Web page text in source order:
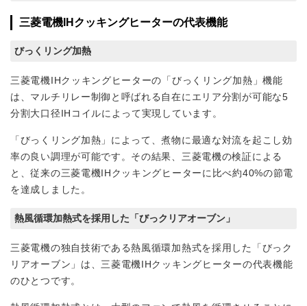
三菱電機IHクッキングヒーターの代表機能
びっくリング加熱
三菱電機IHクッキングヒーターの「びっくリング加熱」機能
は、マルチリレー制御と呼ばれる自在にエリア分割が可能な5
分割大口径IHコイルによって実現しています。
「びっくリング加熱」によって、煮物に最適な対流を起こし効
率の良い調理が可能です。その結果、三菱電機の検証による
と、従来の三菱電機IHクッキングヒーターに比べ約40%の節電
を達成しました。
熱風循環加熱式を採用した「びっクリアオーブン」
三菱電機の独自技術である熱風循環加熱式を採用した「びっク
リアオーブン」は、三菱電機IHクッキングヒーターの代表機能
のひとつです。